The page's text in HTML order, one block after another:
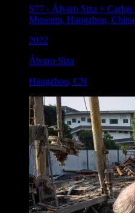
S77 - Álvaro Siza + Carlos
Museum, Hangzhou, China
2022
Álvaro Siza
Hangzhou, CN